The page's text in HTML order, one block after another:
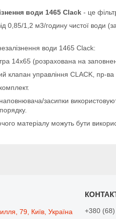
води 1465 Clack - це
0,85/1,2 м3/годину чистої води
води 1465 Clack:
14х65 (розрахована на
клапан управління CLACK, пр-
засипки
матеріалу можуть бути
79, Київ, Україна +380